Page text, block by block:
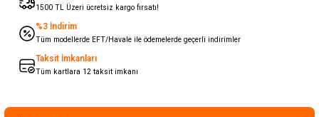
1500 TL Üzeri ücretsiz kargo fırsatı!
%3 İndirim
Tüm modellerde EFT/Havale ile ödemelerde geçerli indirimler
Taksit İmkanları
Tüm kartlara 12 taksit imkanı